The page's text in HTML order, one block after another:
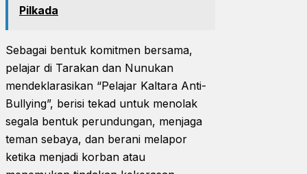
Pilkada
Sebagai bentuk komitmen bersama,
pelajar di Tarakan dan Nunukan
mendeklarasikan “Pelajar Kaltara Anti-
Bullying”, berisi tekad untuk menolak
segala bentuk perundungan, menjaga
teman sebaya, dan berani melapor
ketika menjadi korban atau